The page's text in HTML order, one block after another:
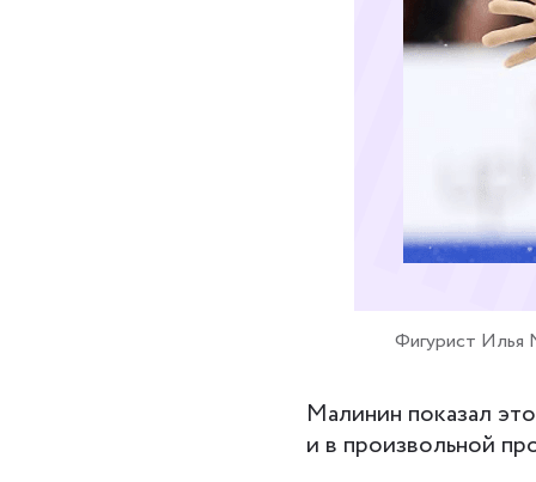
Фигурист Илья
Малинин показал
и в произвольной